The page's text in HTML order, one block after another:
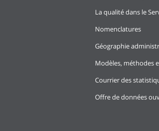
La qualité dans le
Nomenclatures
Géographie
Modèles, méthodes
Courrier des
Offre de données